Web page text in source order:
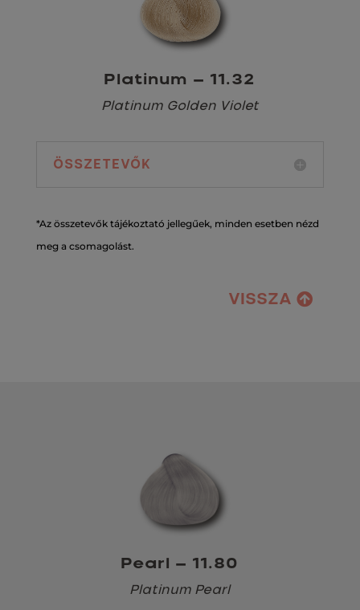
Platinum – 11.32
Platinum Golden Violet
ÖSSZETEVŐK
*Az összetevők tájékoztató jellegűek, minden esetben nézd
meg a csomagolást.
VISSZA
Pearl – 11.80
Platinum Pearl